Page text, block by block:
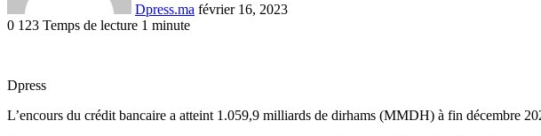
Dpress.ma février 16, 2023
0 123 Temps de lecture 1 minute
Dpress
L’encours du crédit bancaire a atteint 1.059,9 milliards de dirhams (MMDH) à fin décembre